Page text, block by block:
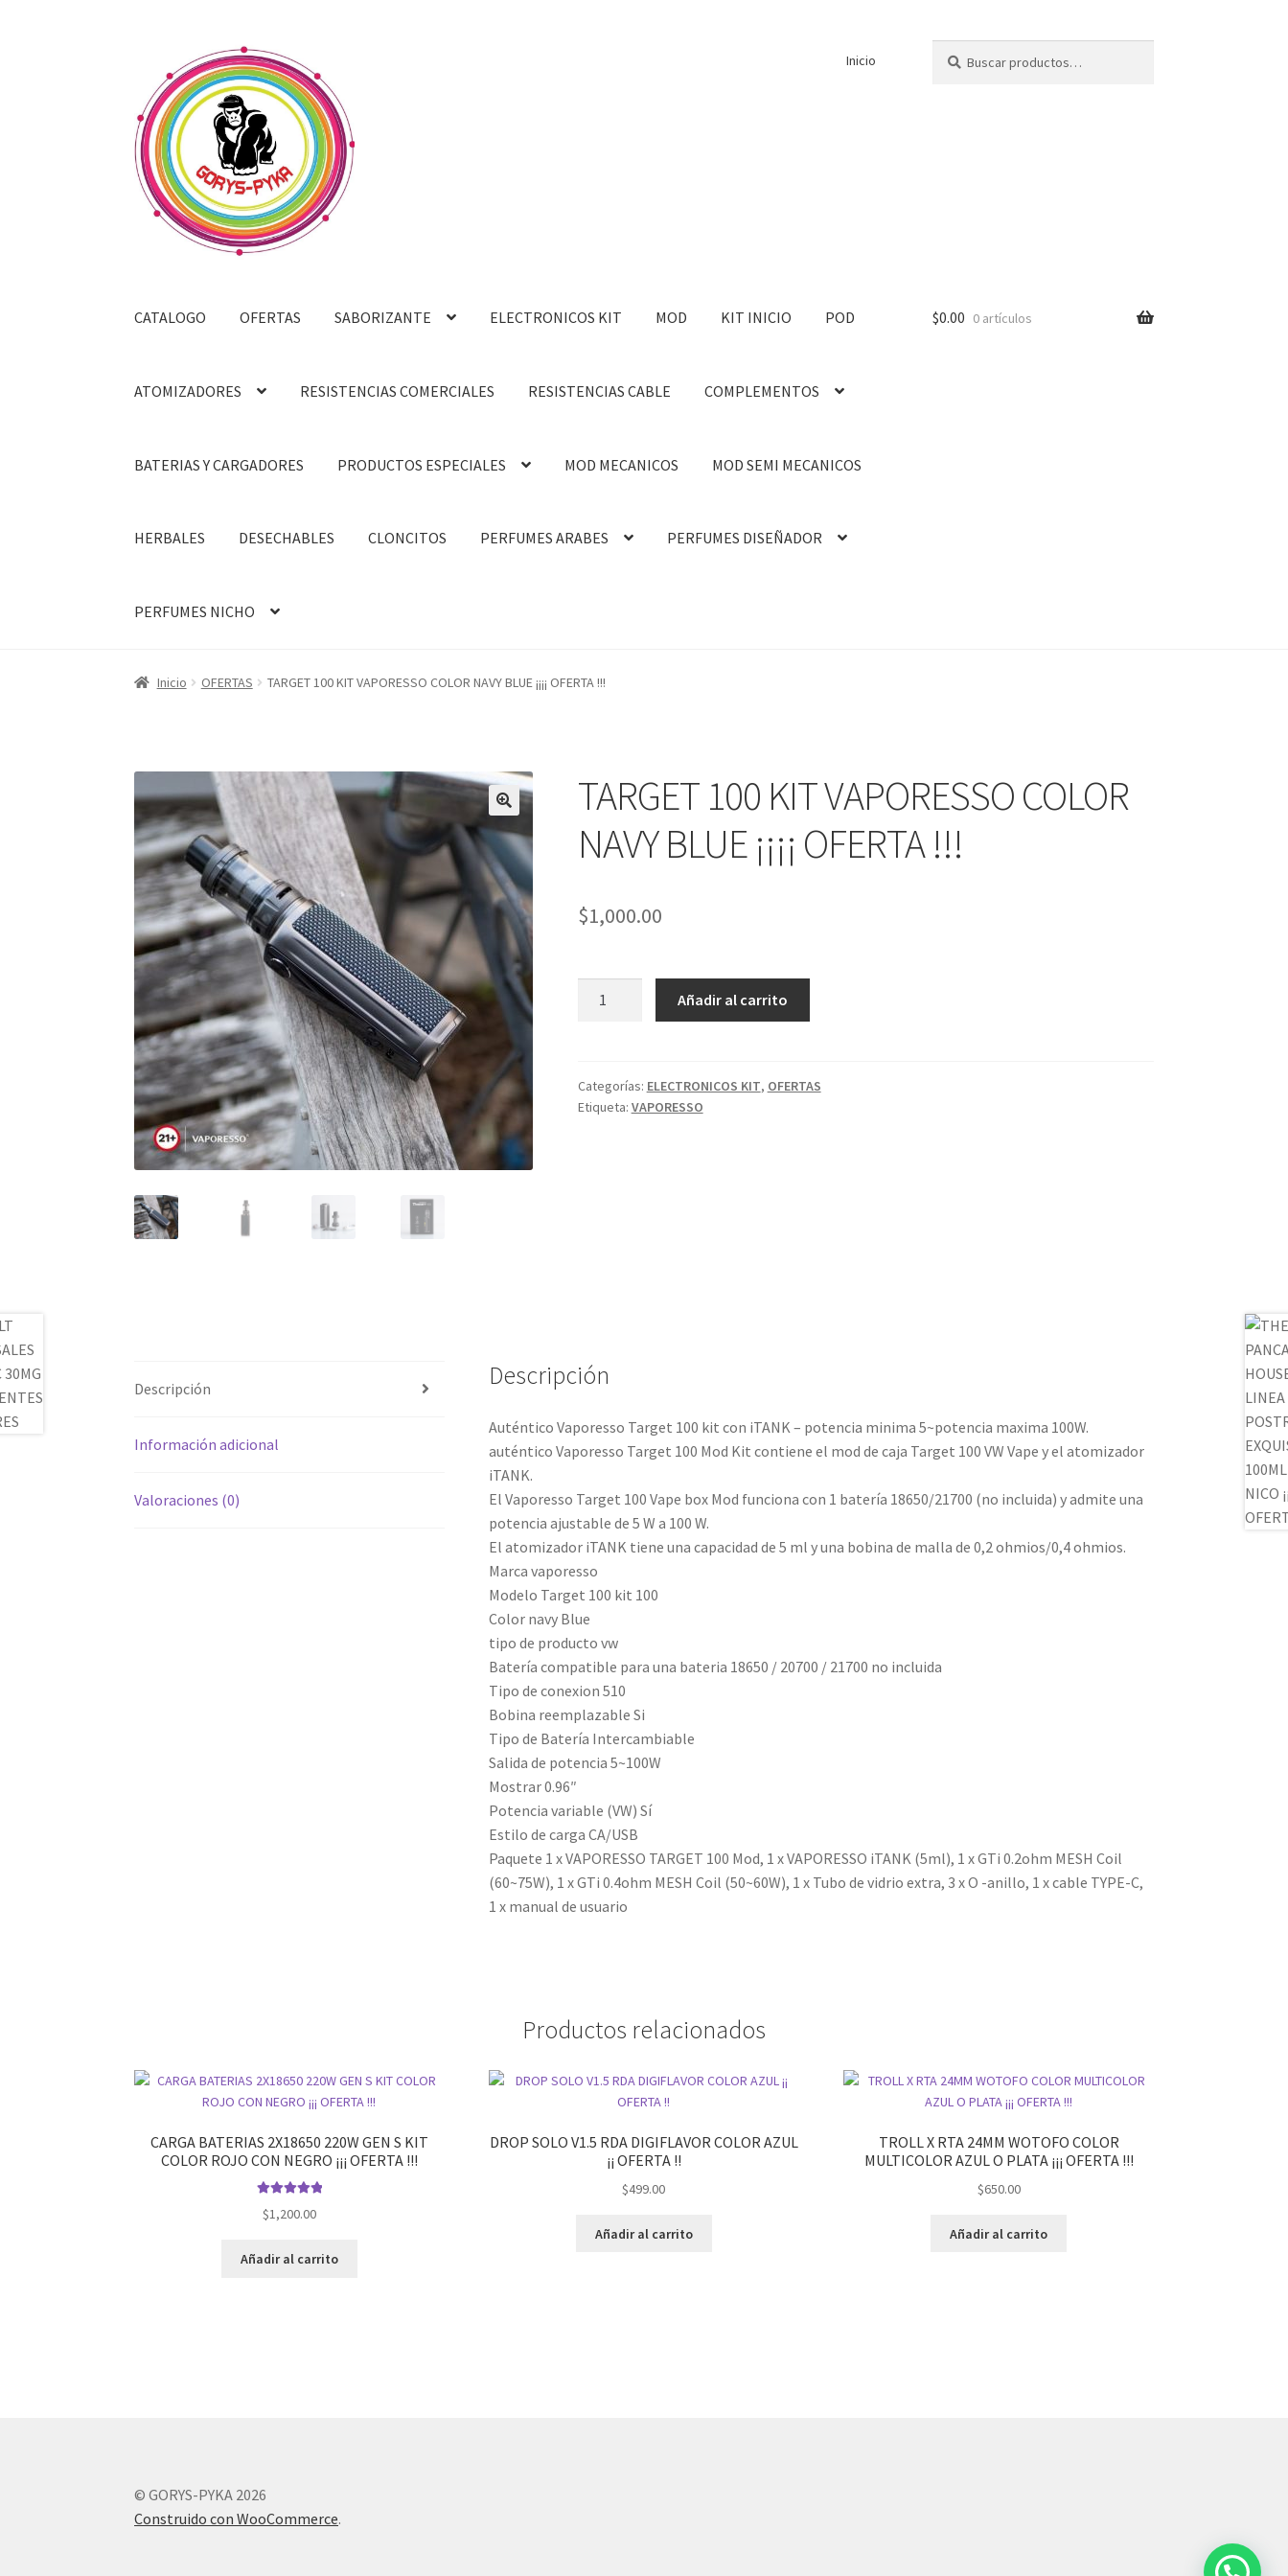
navegación
contenido
Inicio
por:
CATALOGO OFERTAS SABORIZANTE ELECTRONICOS KIT MOD KIT INICIO POD
ATOMIZADORES RESISTENCIAS COMERCIALES RESISTENCIAS CABLE COMPLEMENTOS
BATERIAS Y CARGADORES PRODUCTOS ESPECIALES MOD MECANICOS MOD SEMI MECANICOS
HERBALES DESECHABLES CLONCITOS PERFUMES ARABES PERFUMES DISEÑADOR
PERFUMES NICHO
$0.00 0 artículos
Inicio OFERTAS TARGET 100 KIT VAPORESSO COLOR NAVY BLUE ¡¡¡¡ OFERTA !!!
🔍
TARGET 100 KIT VAPORESSO COLOR
NAVY BLUE ¡¡¡¡ OFERTA !!!
$1,000.00
COLOR
NAVY
Añadir al carrito
Categorías: ELECTRONICOS KIT, OFERTAS
Etiqueta: VAPORESSO
Descripción
Información adicional
Valoraciones (0)
Descripción
Auténtico Vaporesso Target 100 kit con iTANK – potencia minima 5~potencia maxima 100W.
auténtico Vaporesso Target 100 Mod Kit contiene el mod de caja Target 100 VW Vape y el atomizador
iTANK.
El Vaporesso Target 100 Vape box Mod funciona con 1 batería 18650/21700 (no incluida) y admite una
potencia ajustable de 5 W a 100 W.
El atomizador iTANK tiene una capacidad de 5 ml y una bobina de malla de 0,2 ohmios/0,4 ohmios.
Marca vaporesso
Modelo Target 100 kit 100
Color navy Blue
tipo de producto vw
Batería compatible para una bateria 18650 / 20700 / 21700 no incluida
Tipo de conexion 510
Bobina reemplazable Si
Tipo de Batería Intercambiable
Salida de potencia 5~100W
Mostrar 0.96″
Potencia variable (VW) Sí
Estilo de carga CA/USB
Paquete 1 x VAPORESSO TARGET 100 Mod, 1 x VAPORESSO iTANK (5ml), 1 x GTi 0.2ohm MESH Coil
(60~75W), 1 x GTi 0.4ohm MESH Coil (50~60W), 1 x Tubo de vidrio extra, 3 x O -anillo, 1 x cable TYPE-C,
1 x manual de usuario
Productos relacionados
CARGA BATERIAS 2X18650 220W GEN S KIT
COLOR ROJO CON NEGRO ¡¡¡ OFERTA !!!
5.00
$1,200.00
Añadir al carrito
DROP SOLO V1.5 RDA DIGIFLAVOR COLOR AZUL
¡¡ OFERTA !!
$499.00
Añadir al carrito
TROLL X RTA 24MM WOTOFO COLOR
MULTICOLOR AZUL O PLATA ¡¡¡ OFERTA !!!
$650.00
Añadir al carrito
© GORYS-PYKA 2026
Construido con WooCommerce.